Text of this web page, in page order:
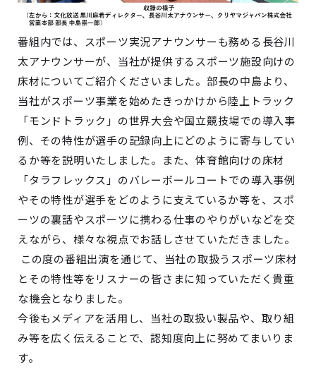
番組内では、スポーツ実況アナウンサーも務める長谷川
太アナウンサーが、当社が提供するスポーツ施設向けの
床材についてご紹介くださいました。部長の中島より、
当社がスポーツ事業を始めたきっかけから陸上トラック
「モンドトラック」の世界大会や国立競技場での導入事
例、その特性が選手の記録向上にどのように寄与してい
るか等を説明いたしました。また、体育館向けの床材
「タラフレックス」のバレーボールコートでの導入事例
やその特性が選手をどのように支えているか等を、スポ
ーツの裏話やスポーツに携わる仕事のやりがいなどを交
えながら、様々な視点でお話しさせていただきました。
この度の番組出演を通じて、当社の取扱うスポーツ床材
とその特性等をリスナーの皆さまに知っていただく貴重
な機会となりました。
今後もメディアを活用し、当社の取扱い製品や、取り組
み等を広く伝えることで、認知度向上に努めてまいりま
す。